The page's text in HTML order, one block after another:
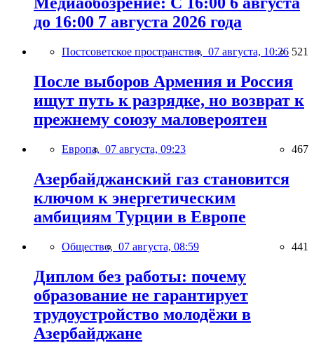
до 16:00 7 августа 2026 года
Постсоветское пространство, 07 августа, 10:26 521
После выборов Армения и Россия
ищут путь к разрядке, но возврат к
прежнему союзу маловероятен
Европа, 07 августа, 09:23 467
Азербайджанский газ становится
ключом к энергетическим
амбициям Турции в Европе
Общество, 07 августа, 08:59 441
Диплом без работы: почему
образование не гарантирует
трудоустройство молодёжи в
Азербайджане